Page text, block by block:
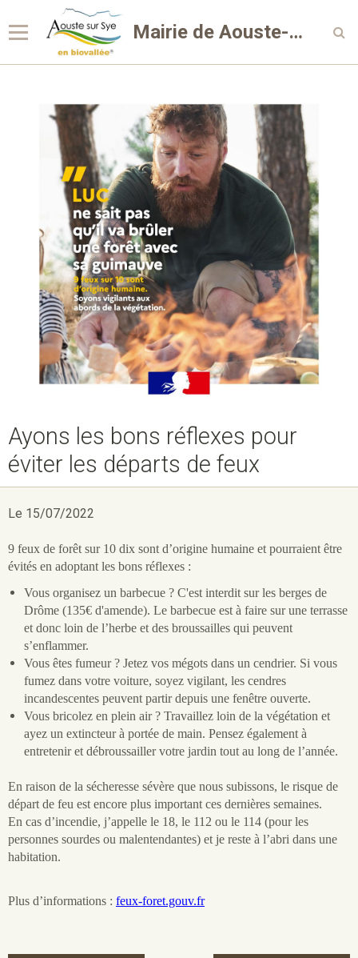
Mairie de Aouste-sur-Sye
Ayons les bons réflexes pour
éviter les départs de feux
Le 15/07/2022
9 feux de forêt sur 10 dix sont d’origine humaine et pourraient être
évités en adoptant les bons réflexes :
Vous organisez un barbecue ? C'est interdit sur les berges de
Drôme (135€ d'amende). Le barbecue est à faire sur une terrasse
et donc loin de l’herbe et des broussailles qui peuvent
s’enflammer.
Vous êtes fumeur ? Jetez vos mégots dans un cendrier. Si vous
fumez dans votre voiture, soyez vigilant, les cendres
incandescentes peuvent partir depuis une fenêtre ouverte.
Vous bricolez en plein air ? Travaillez loin de la végétation et
ayez un extincteur à portée de main. Pensez également à
entretenir et débroussailler votre jardin tout au long de l’année.
En raison de la sécheresse sévère que nous subissons, le risque de
départ de feu est encore plus important ces dernières semaines.
En cas d’incendie, j’appelle le 18, le 112 ou le 114 (pour les
personnes sourdes ou malentendantes) et je reste à l’abri dans une
habitation.
Plus d’informations : feux-foret.gouv.fr